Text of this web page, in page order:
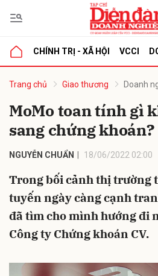
CHÍNH TRỊ - XÃ HỘI VCCI
Trang chủ Giao thương Doanh
MoMo toan tính gì
sang chứng khoán?
NGUYỄN CHUẨN 18/06/2022 02:00
Trong bối cảnh thị trường
tuyến ngày càng cạnh
đã tìm cho mình hướng đi
Công ty Chứng khoán CV.
luận